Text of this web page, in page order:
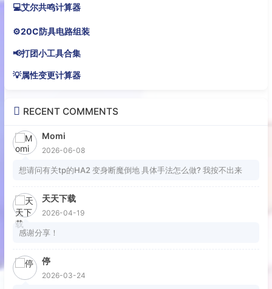
💻艾尔共鸣计算器
⚙️20C防具电路组装
📢打团小工具合集
💡属性变更计算器
RECENT COMMENTS
Momi
2026-06-08
想请问有关tp的HA2 变身断魔倒地 具体手法怎么做? 我按不出来
天天下载
2026-04-19
感谢分享！
停
2026-03-24